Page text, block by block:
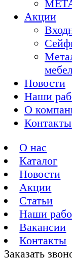
Акции
Новости
Наши
О
О нас
Каталог
Новости
Акции
Статьи
Наши
Вакансии
Контакты
Заказать